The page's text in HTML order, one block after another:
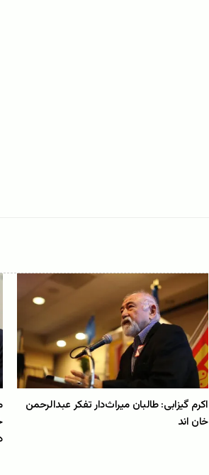
اکرم گیزابی: طالبان میراث‌دار تفکر عبدالرحمن‌
خان اند